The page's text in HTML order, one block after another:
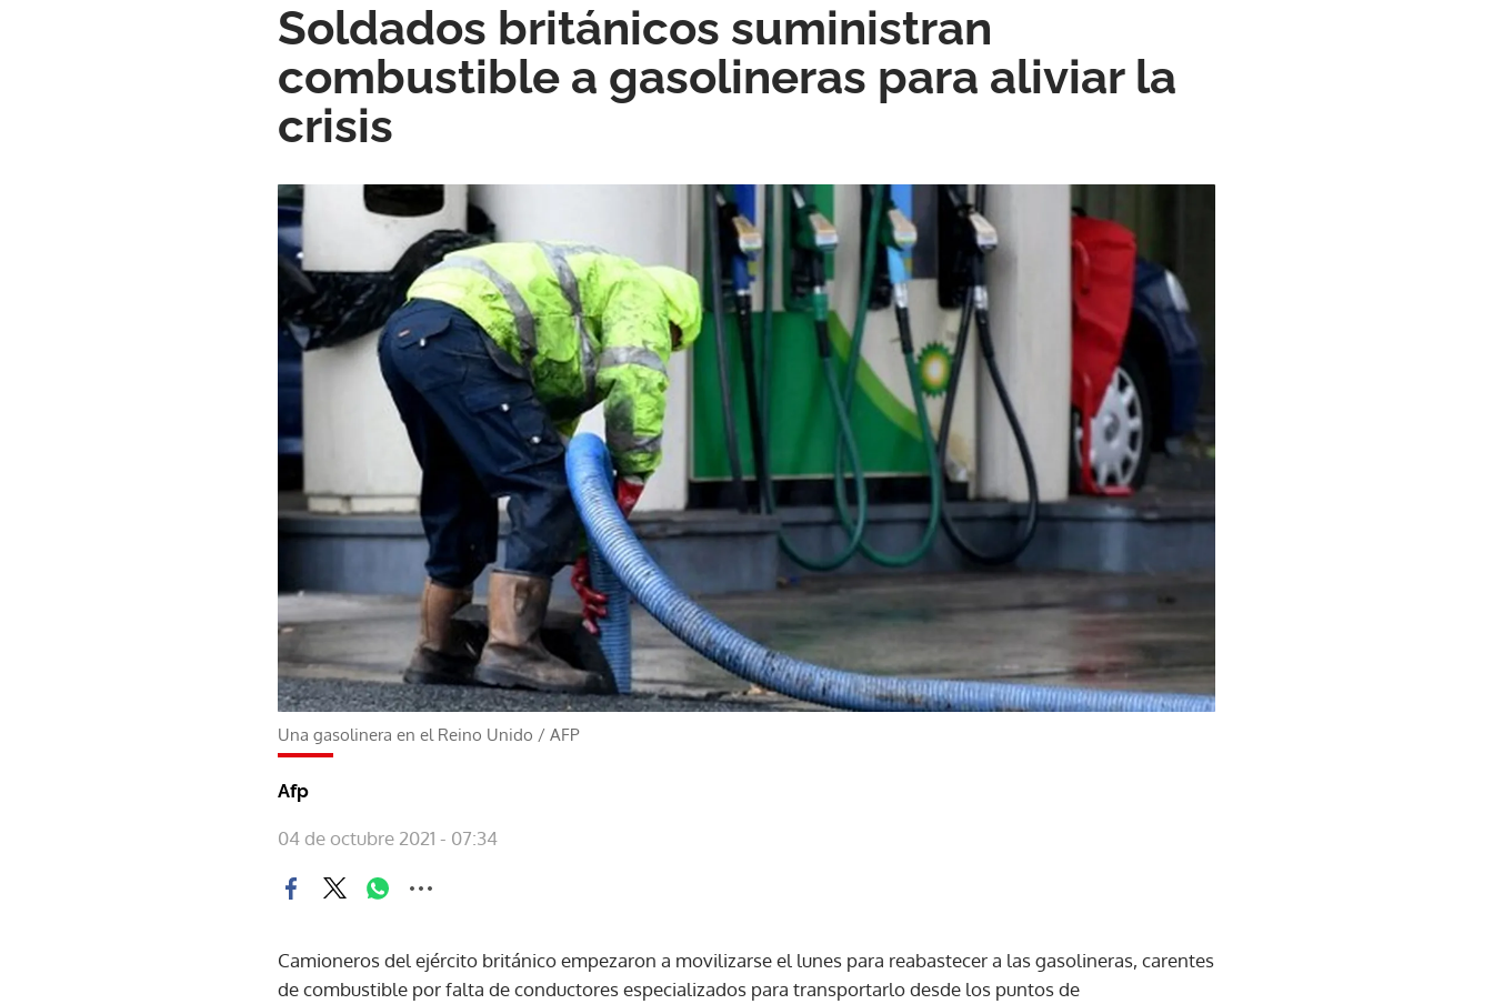
Soldados británicos suministran
combustible a gasolineras para aliviar la
crisis
Una gasolinera en el Reino Unido / AFP
Afp
04 de octubre 2021 - 07:34
Camioneros del ejército británico empezaron a movilizarse el lunes para reabastecer a las gasolineras, carentes
de combustible por falta de conductores especializados para transportarlo desde los puntos de